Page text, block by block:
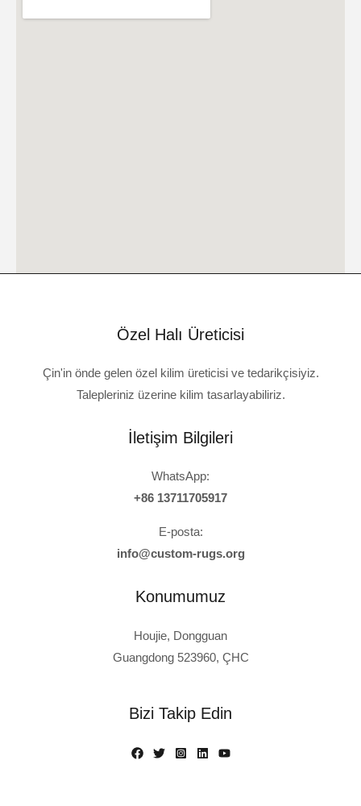
Özel Halı Üreticisi
Çin'in önde gelen özel kilim üreticisi ve tedarikçisiyiz.
Talepleriniz üzerine kilim tasarlayabiliriz.
İletişim Bilgileri
WhatsApp:
+86 13711705917
E-posta:
info@custom-rugs.org
Konumumuz
Houjie, Dongguan
Guangdong 523960, ÇHC
Bizi Takip Edin